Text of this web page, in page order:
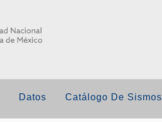
Datos Catálogo De Sismos